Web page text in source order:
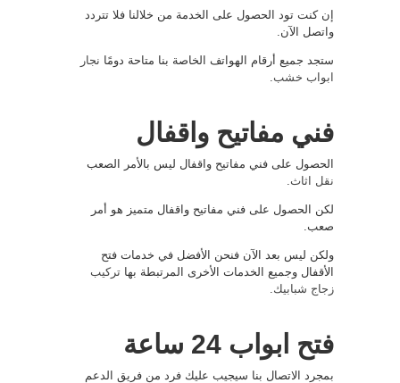
إن كنت تود الحصول على الخدمة من خلالنا فلا تتردد
واتصل الآن.
ستجد جميع أرقام الهواتف الخاصة بنا متاحة دومًا نجار
ابواب خشب
فني مفاتيح واقفال
الحصول على فني مفاتيح واقفال ليس بالأمر الصعب
نقل اثاث
لكن الحصول على فني مفاتيح واقفال متميز هو أمر
صعب.
ولكن ليس بعد الآن فنحن الأفضل في خدمات فتح
الأقفال وجميع الخدمات الأخرى المرتبطة بها تركيب
زجاج شبابيك
فتح ابواب 24 ساعة
بمجرد الاتصال بنا سيجيب عليك فرد من فريق الدعم